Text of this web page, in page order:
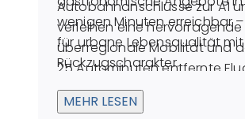
wenigen Minuten erreichbar
für urbane Lebensqualität mit
Rückzugscharakter.
Autobahnanschlüsse zur A1
verleihen eine hervorragende
überregionale Mobilität und
25 Autominuten entfernte
Münster-Osnabrück rundet die
ausgezeichnete Erreichbarkeit
MEHR LESEN